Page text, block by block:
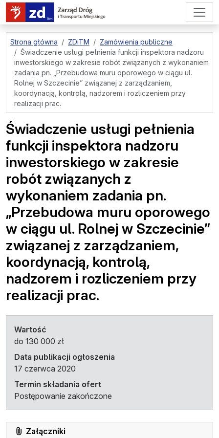
przejdź do treści strony
Strona główna ZDiTM
Zamówienia publiczne
Świadczenie usługi pełnienia funkcji inspektora nadzoru
inwestorskiego w zakresie robót związanych z wykonaniem
zadania pn. „Przebudowa muru oporowego w ciągu ul.
Rolnej w Szczecinie” związanej z zarządzaniem,
koordynacją, kontrolą, nadzorem i rozliczeniem przy
realizacji prac.
Świadczenie usługi pełnienia
funkcji inspektora nadzoru
inwestorskiego w zakresie
robót związanych z
wykonaniem zadania pn.
„Przebudowa muru oporowego
w ciągu ul. Rolnej w Szczecinie”
związanej z zarządzaniem,
koordynacją, kontrolą,
nadzorem i rozliczeniem przy
realizacji prac.
Wartość
do 130 000 zł
Data publikacji ogłoszenia
17 czerwca 2020
Termin składania ofert
Postępowanie zakończone
Załączniki